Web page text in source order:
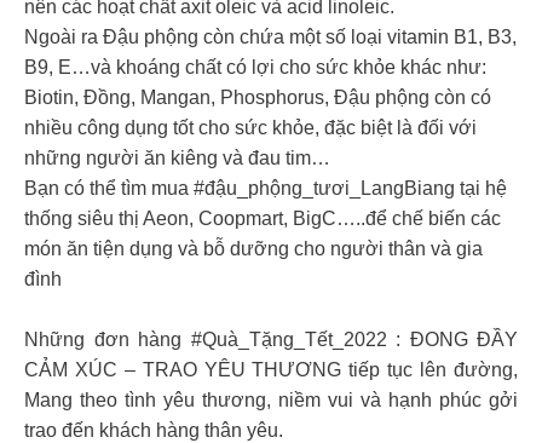
nên các hoạt chất axit oleic và acid linoleic.
Ngoài ra Đậu phộng còn chứa một số loại vitamin B1, B3,
B9, E…và khoáng chất có lợi cho sức khỏe khác như:
Biotin, Đồng, Mangan, Phosphorus, Đậu phộng còn có
nhiều công dụng tốt cho sức khỏe, đặc biệt là đối với
những người ăn kiêng và đau tim…
Bạn có thể tìm mua #đậu_phộng_tươi_LangBiang tại hệ
thống siêu thị Aeon, Coopmart, BigC…..để chế biến các
món ăn tiện dụng và bỗ dưỡng cho người thân và gia
đình
Những đơn hàng #Quà_Tặng_Tết_2022 : ĐONG ĐẦY
CẢM XÚC – TRAO YÊU THƯƠNG tiếp tục lên đường,
Mang theo tình yêu thương, niềm vui và hạnh phúc gởi
trao đến khách hàng thân yêu.